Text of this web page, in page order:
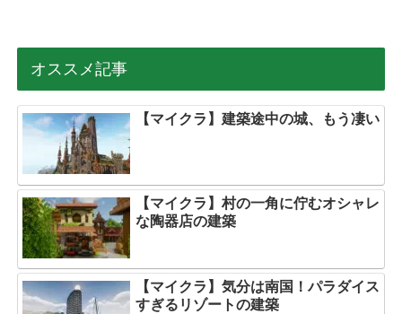
オススメ記事
【マイクラ】建築途中の城、もう凄い
【マイクラ】村の一角に佇むオシャレ
な陶器店の建築
【マイクラ】気分は南国！パラダイス
すぎるリゾートの建築